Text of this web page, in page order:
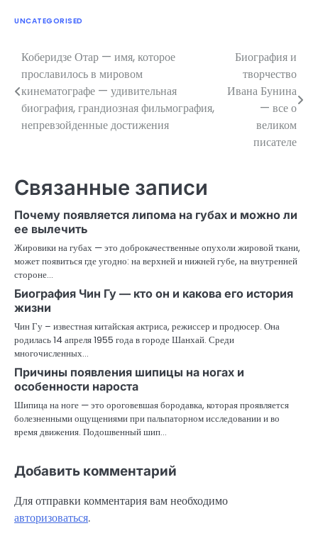
UNCATEGORISED
Навигация
по
записям
Коберидзе Отар — имя, которое
прославилось в мировом
кинематографе — удивительная
биография, грандиозная фильмография,
непревзойденные достижения
Биография и
творчество
Ивана Бунина
— все о
великом
писателе
Связанные записи
Почему появляется липома на губах и можно ли
ее вылечить
Жировики на губах — это доброкачественные опухоли жировой ткани,
может появиться где угодно: на верхней и нижней губе, на внутренней
стороне…
Биография Чин Гу — кто он и какова его история
жизни
Чин Гу – известная китайская актриса, режиссер и продюсер. Она
родилась 14 апреля 1955 года в городе Шанхай. Среди
многочисленных…
Причины появления шипицы на ногах и
особенности нароста
Шипица на ноге — это ороговевшая бородавка, которая проявляется
болезненными ощущениями при пальпаторном исследовании и во
время движения. Подошвенный шип…
Добавить комментарий
Для отправки комментария вам необходимо
авторизоваться.